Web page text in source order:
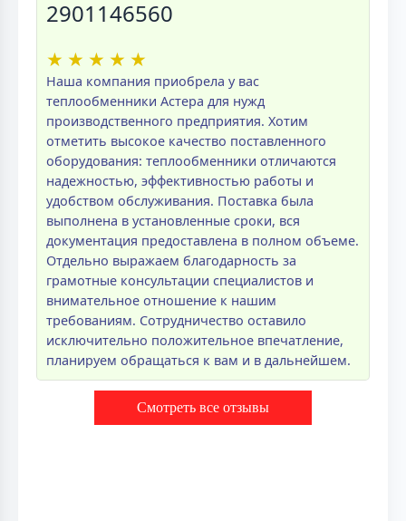
2901146560
★ ★ ★ ★ ★
Наша компания приобрела у вас
теплообменники Астера для нужд
производственного предприятия. Хотим
отметить высокое качество поставленного
оборудования: теплообменники отличаются
надежностью, эффективностью работы и
удобством обслуживания. Поставка была
выполнена в установленные сроки, вся
документация предоставлена в полном объеме.
Отдельно выражаем благодарность за
грамотные консультации специалистов и
внимательное отношение к нашим
требованиям. Сотрудничество оставило
исключительно положительное впечатление,
планируем обращаться к вам и в дальнейшем.
Смотреть все отзывы